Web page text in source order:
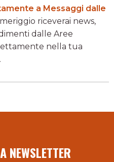
a Messaggi dalle
riceverai news,
dalle Aree
nella tua
NEWSLETTER